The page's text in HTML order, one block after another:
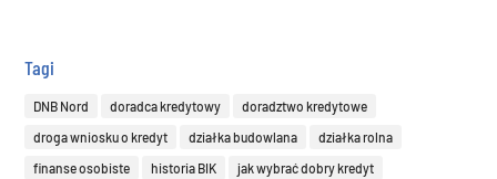
Tagi
DNB Nord doradca kredytowy
doradztwo kredytowe
droga wniosku o kredyt
działka budowlana
działka rolna
finanse osobiste
historia BIK
jak wybrać dobry kredyt